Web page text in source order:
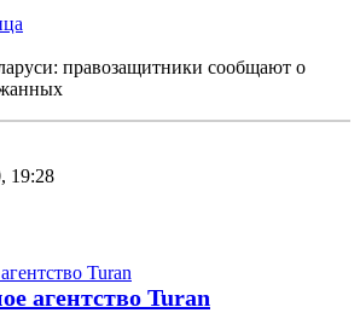
правозащитники сообщают о
19:28
агентство Turan